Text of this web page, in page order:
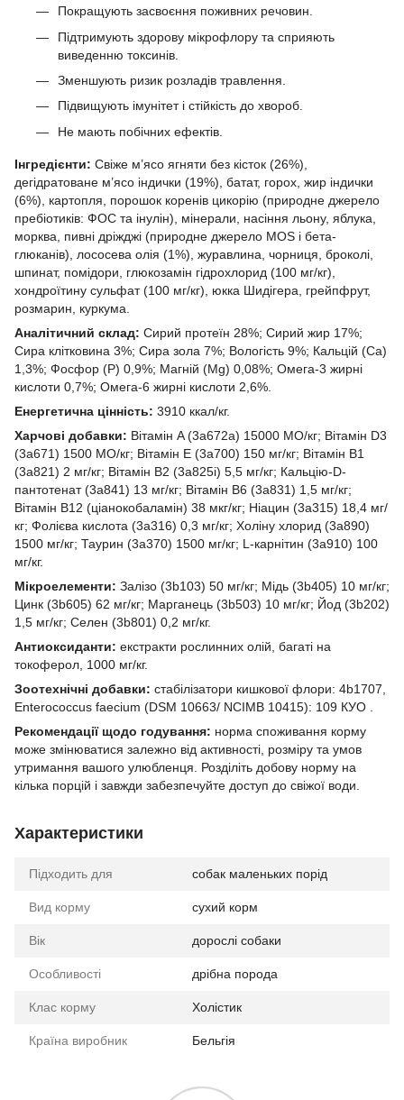
Покращують засвоєння поживних речовин.
Підтримують здорову мікрофлору та сприяють
виведенню токсинів.
Зменшують ризик розладів травлення.
Підвищують імунітет і стійкість до хвороб.
Не мають побічних ефектів.
Інгредієнти: Свіже м’ясо ягняти без кісток (26%),
дегідратоване м’ясо індички (19%), батат, горох, жир індички
(6%), картопля, порошок коренів цикорію (природне джерело
пребіотиків: ФОС та інулін), мінерали, насіння льону, яблука,
морква, пивні дріжджі (природне джерело MOS і бета-
глюканів), лососева олія (1%), журавлина, чорниця, броколі,
шпинат, помідори, глюкозамін гідрохлорид (100 мг/кг),
хондроїтину сульфат (100 мг/кг), юкка Шидігера, грейпфрут,
розмарин, куркума.
Аналітичний склад: Сирий протеїн 28%; Сирий жир 17%;
Сира клітковина 3%; Сира зола 7%; Вологість 9%; Кальцій (Ca)
1,3%; Фосфор (P) 0,9%; Магній (Mg) 0,08%; Омега-3 жирні
кислоти 0,7%; Омега-6 жирні кислоти 2,6%.
Енергетична цінність: 3910 ккал/кг.
Харчові добавки: Вітамін A (3a672a) 15000 МО/кг; Вітамін D3
(3a671) 1500 МО/кг; Вітамін E (3a700) 150 мг/кг; Вітамін B1
(3a821) 2 мг/кг; Вітамін B2 (3a825i) 5,5 мг/кг; Кальцію-D-
пантотенат (3a841) 13 мг/кг; Вітамін B6 (3a831) 1,5 мг/кг;
Вітамін B12 (ціанокобаламін) 38 мкг/кг; Ніацин (3a315) 18,4 мг/
кг; Фолієва кислота (3a316) 0,3 мг/кг; Холіну хлорид (3a890)
1500 мг/кг; Таурин (3a370) 1500 мг/кг; L-карнітин (3a910) 100
мг/кг.
Мікроелементи: Залізо (3b103) 50 мг/кг; Мідь (3b405) 10 мг/кг;
Цинк (3b605) 62 мг/кг; Марганець (3b503) 10 мг/кг; Йод (3b202)
1,5 мг/кг; Селен (3b801) 0,2 мг/кг.
Антиоксиданти: екстракти рослинних олій, багаті на
токоферол, 1000 мг/кг.
Зоотехнічні добавки: стабілізатори кишкової флори: 4b1707,
Enterococcus faecium (DSM 10663/ NCIMB 10415): 109 КУО .
Рекомендації щодо годування: норма споживання корму
може змінюватися залежно від активності, розміру та умов
утримання вашого улюбленця. Розділіть добову норму на
кілька порцій і завжди забезпечуйте доступ до свіжої води.
Характеристики
Підходить для собак маленьких порід
Вид корму сухий корм
Вік дорослі собаки
Особливості дрібна порода
Клас корму Холістик
Країна виробник Бельгія